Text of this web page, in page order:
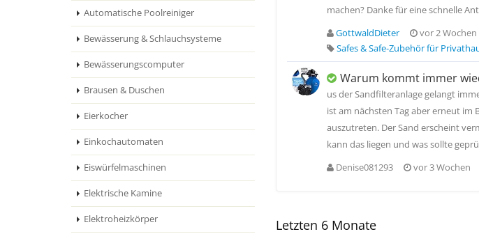
Automatische Poolreiniger
Bewässerung & Schlauchsysteme
Bewässerungscomputer
Brausen & Duschen
Eierkocher
Einkochautomaten
Eiswürfelmaschinen
Elektrische Kamine
Elektroheizkörper
machen? Danke für eine schnelle
GottwaldDieter
vor 2 Wochen
Safes & Safe-Zubehör für
Warum kommt immer
us der Sandfilteranlage gelangt
ist am nächsten Tag aber erneut im
auszutreten. Der Sand erscheint
kann das liegen und was sollte
Denise081293
vor 3 Wochen
Letzten 6 Monate